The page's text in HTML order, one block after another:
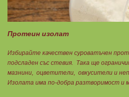
Протеин изолат
Избирайте качествен суроватъчен
подсладен със стевия. Така ще
мазнини, оцветители, овкусители и
Изолата има по-добра разтворимост и